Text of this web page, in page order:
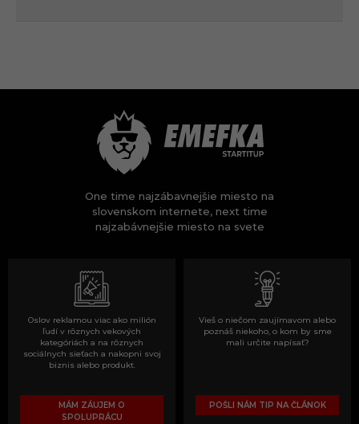
One time najzábavnejšie miesto na
slovenskom internete, next time
najzabávnejšie miesto na svete
Oslov reklamou viac ako milión
ľudí v rôznych vekových
kategóriách a na rôznych
sociálnych sieťach a nakopni svoj
biznis alebo produkt.
MÁM ZÁUJEM O
SPOLUPRÁCU
Vieš o niečom zaujímavom alebo
poznáš niekoho, o kom by sme
mali určite napísať?
POŠLI NÁM TIP NA ČLÁNOK